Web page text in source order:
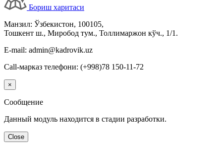
Бориш харитаси
Манзил: Ўзбекистон, 100105,
Тошкент ш., Миробод тум., Толлимаржон кўч., 1/1.
E-mail: admin@kadrovik.uz
Call-марказ телефони: (+998)78 150-11-72
×
Сообщение
Данный модуль находится в стадии разработки.
Close